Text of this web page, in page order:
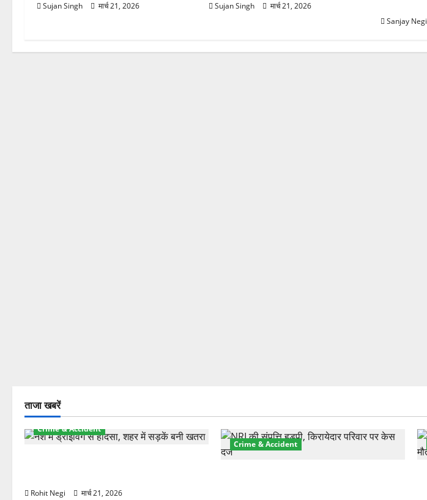
Sujan Singh मार्च 21, 2026 Sujan Singh मार्च 21, 2026
Sanjay Negi
ताजा खबरें
Crime & Accident
Rohit Negi मार्च 21, 2026
Crime & Accident